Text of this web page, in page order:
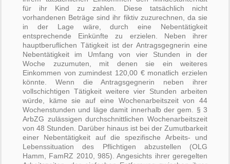
für ihr Kind zu zahlen. Diese tatsächlich nicht
vorhandenen Beträge sind ihr fiktiv zuzurechnen, da sie
in der Lage wäre, durch eine Nebentätigkeit
entsprechende Einkünfte zu erzielen. Neben ihrer
hauptberuflichen Tätigkeit ist der Antragsgegnerin eine
Nebentätigkeit im Umfang von vier Stunden in der
Woche zuzumuten, mit denen sie ein weiteres
Einkommen von zumindest 120,00 € monatlich erzielen
könnte. Wenn die Antragsgegnerin neben ihrer
vollschichtigen Tätigkeit weitere vier Stunden arbeiten
würde, käme sie auf eine Wochenarbeitszeit von 44
Wochenstunden und läge damit innerhalb der gem. § 3
ArbZG zulässigen durchschnittlichen Wochenarbeitszeit
von 48 Stunden. Darüber hinaus ist bei der Zumutbarkeit
einer Nebentätigkeit auf die spezifische Arbeits- und
Lebenssituation des Pflichtigen abzustellen (OLG
Hamm, FamRZ 2010, 985). Angesichts ihrer geregelten